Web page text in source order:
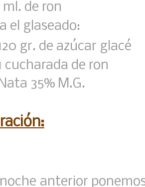
ml. de ron
el glaseado:
gr. de azúcar glacé
cucharada de ron
35% M.G.
anterior